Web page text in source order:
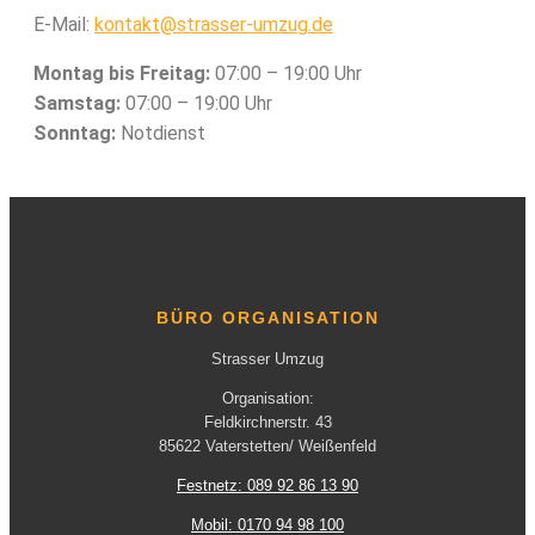
E-Mail: kontakt@strasser-umzug.de
Montag bis Freitag: 07:00 – 19:00 Uhr
Samstag: 07:00 – 19:00 Uhr
Sonntag: Notdienst
BÜRO ORGANISATION
Strasser Umzug
Organisation:
Feldkirchnerstr. 43
85622 Vaterstetten/ Weißenfeld
Festnetz: 089 92 86 13 90
Mobil: 0170 94 98 100